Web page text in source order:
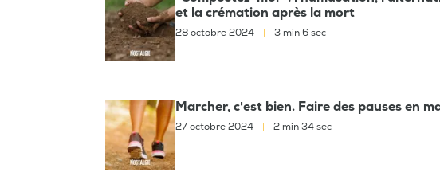
et la crémation après la mort
28 octobre 2024 3 min 6 sec
Marcher, c'est bien. Faire des pauses en
27 octobre 2024 2 min 34 sec